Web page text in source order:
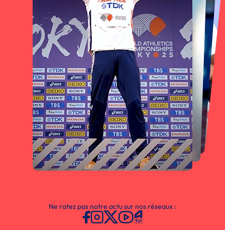
Ne ratez pas notre actu sur nos réseaux :